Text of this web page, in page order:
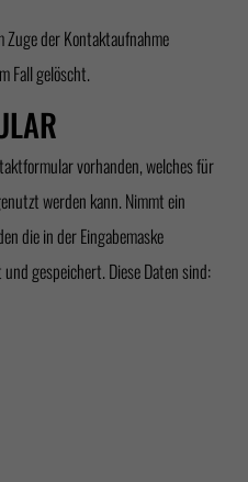
Zuge der Kontaktaufnahme
Fall gelöscht.
vorhanden, welches für
werden kann. Nimmt ein
die in der Eingabemaske
gespeichert. Diese Daten sind: